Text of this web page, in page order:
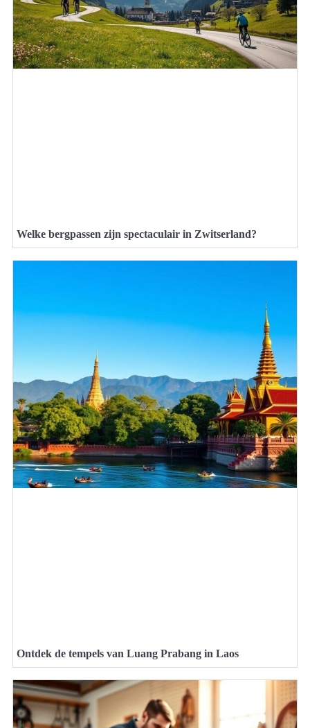
Welke bergpassen zijn spectaculair in Zwitserland?
Ontdek de tempels van Luang Prabang in Laos